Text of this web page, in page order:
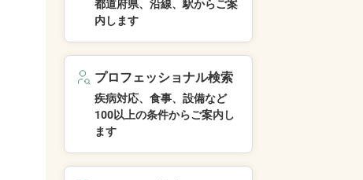
都道府県、沿線、駅からご案
内します
プロフェッショナル検索
疾病対応、食事、設備など
100以上の条件からご案内し
ます